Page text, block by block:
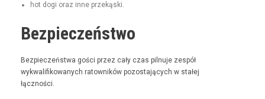
hot dogi oraz inne przekąski.
Bezpieczeństwo
Bez­pieczeńst­wa goś­ci przez cały czas pil­nu­je zespół
wyk­wal­i­fikowanych ratown­ików pozosta­ją­cych w stałej
łączności.